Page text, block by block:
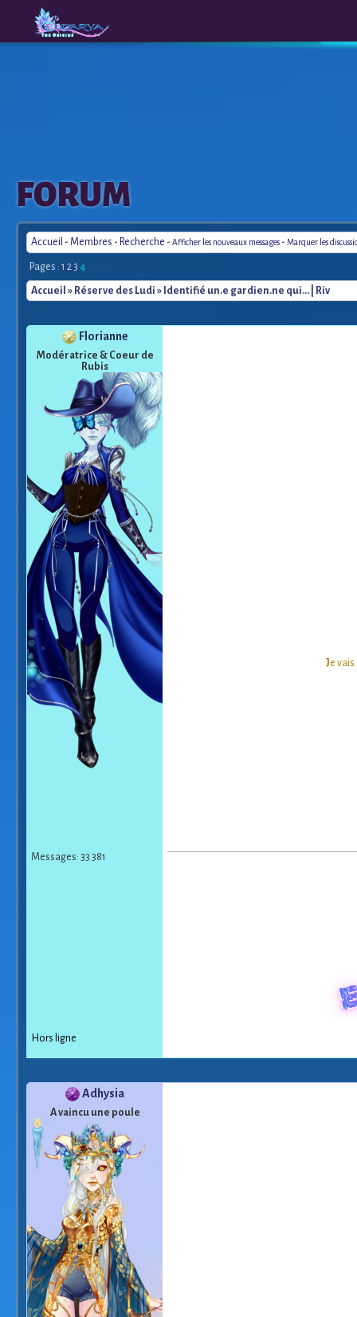
The
Origins
FORUM
Accueil - Membres - Recherche - Afficher les nouveaux messages - Marquer les
Pages : 1 23 4
Accueil » Réserve des Ludi » Identifié un.e gardien.ne qui... | Riv
Florianne
Modératrice & Coeur de
Rubis
Messages: 33 381
Je
Hors ligne
Adhysia
A vaincu une poule